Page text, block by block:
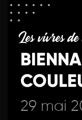
Les vivres
29 mai